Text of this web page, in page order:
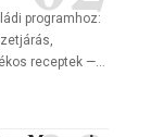
programhoz:
receptek —…